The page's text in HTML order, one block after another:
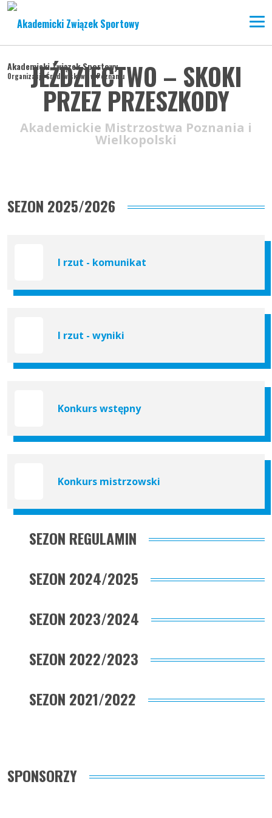
Akademicki Związek Sportowy
Organizacja Środowiskowa w Poznaniu
JEŹDZIECTWO – SKOKI
PRZEZ PRZESZKODY
Akademickie Mistrzostwa Poznania i
Wielkopolski
SEZON 2025/2026
I rzut - komunikat
I rzut - wyniki
Konkurs wstępny
Konkurs mistrzowski
SEZON REGULAMIN
SEZON 2024/2025
SEZON 2023/2024
SEZON 2022/2023
SEZON 2021/2022
SPONSORZY